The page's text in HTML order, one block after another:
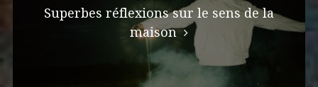
Superbes réflexions sur le sens de la
maison